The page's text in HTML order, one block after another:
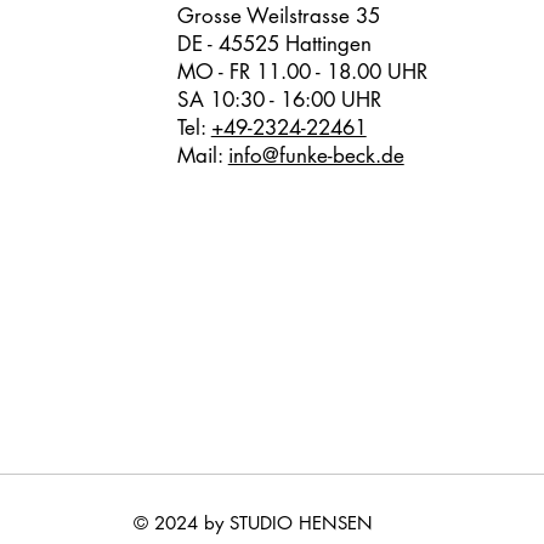
Grosse Weilstrasse 35
DE - 45525 Hattingen
MO - FR 11.00 - 18.00 UHR
SA 10:30 - 16:00 UHR
Tel: +49-2324-22461
Mail: info@funke-beck.de
© 2024 by STUDIO HENSEN